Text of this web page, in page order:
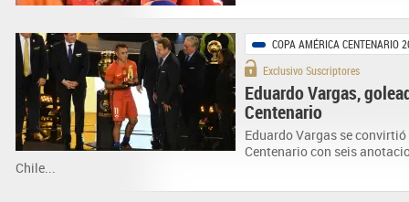
COPA AMÉRICA CENTENARIO
Exclusivo Suscriptores
Eduardo Vargas,
Centenario
Eduardo Vargas se
Centenario con seis
Chile...